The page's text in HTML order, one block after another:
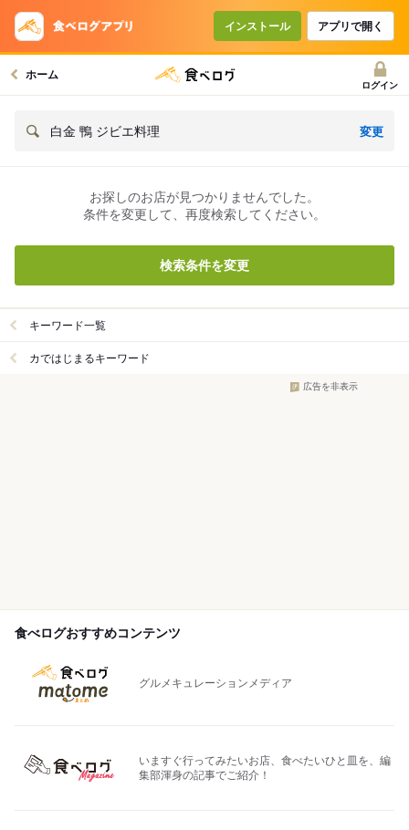
インストール アプリで開く
ホーム
ログイン
白金 鴨 ジビエ料理 変更
お探しのお店が見つかりませんでした。
条件を変更して、再度検索してください。
検索条件を変更
キーワード一覧
カではじまるキーワード
広告を非表示
食べログおすすめコンテンツ
グルメキュレーションメディア
いますぐ行ってみたいお店、食べたいひと皿を、編
集部渾身の記事でご紹介！